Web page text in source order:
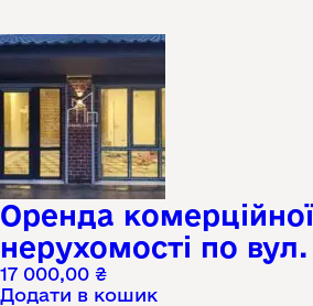
Оренда комерційної
нерухомості по
17 000,00 ₴
Додати в кошик